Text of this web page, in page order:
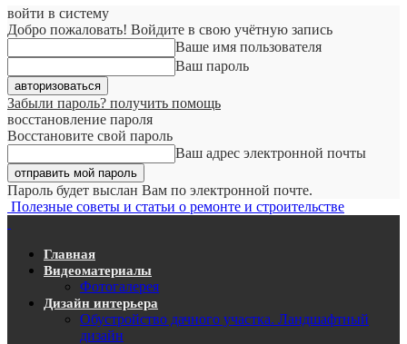
войти в систему
Добро пожаловать! Войдите в свою учётную запись
Ваше имя пользователя
Ваш пароль
Забыли пароль? получить помощь
восстановление пароля
Восстановите свой пароль
Ваш адрес электронной почты
Пароль будет выслан Вам по электронной почте.
Полезные советы и статьи о ремонте и строительстве
Главная
Видеоматериалы
Фотогалерея
Дизайн интерьера
Обустройство дачного участка. Ландшафтный
дизайн